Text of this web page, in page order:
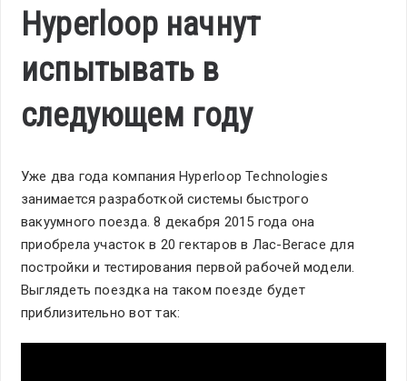
Hyperloop начнут
испытывать в
следующем году
Уже два года компания Hyperloop Technologies
занимается разработкой системы быстрого
вакуумного поезда. 8 декабря 2015 года она
приобрела участок в 20 гектаров в Лас-Вегасе для
постройки и тестирования первой рабочей модели.
Выглядеть поездка на таком поезде будет
приблизительно вот так: